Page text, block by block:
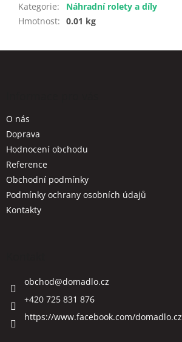
Kategorie:
Náhradní rolety a díly
Hmotnost: 0.01 kg
Z
O nás
Doprava
Hodnocení obchodu
Reference
Obchodní podmínky
Podmínky ochrany osobních údajů
Kontakty
obchod@domadlo.cz
+420 725 831 876
https://www.facebook.com/domadlo.cz